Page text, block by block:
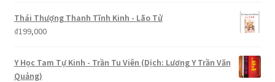
là:
₫450,000.
tại
Thái Thượng Thanh Tĩnh Kinh - Lão Tử
₫199,000
Y Học Tam Tự Kinh - Trần Tu Viên (Dịch: Lương Y Trần Văn
Quảng)